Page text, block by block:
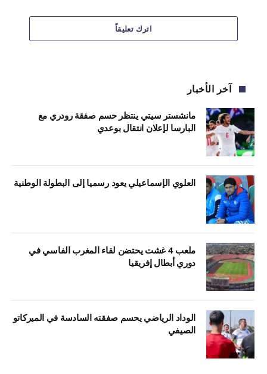
اترك تعليقاً
آخر الأخبار
مانشستر سيتي ينتظر حسم صفقة رودري مع
البارسا لإعلان انتقال بوعدي
العلوي الإسماعيلي يعود رسميا إلى البطولة الوطنية
ملعب 4 غشت يحتضن لقاء المغرب الفاسي في
دوري أبطال إفريقيا
الوداد الرياضي يحسم صفقته السادسة في الميركاتو
الصيفي